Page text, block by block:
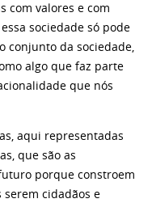
com valores e com
sociedade só pode
conjunto da sociedade,
algo que faz parte
que nós
aqui representadas
que são as
porque constroem
cidadãos e